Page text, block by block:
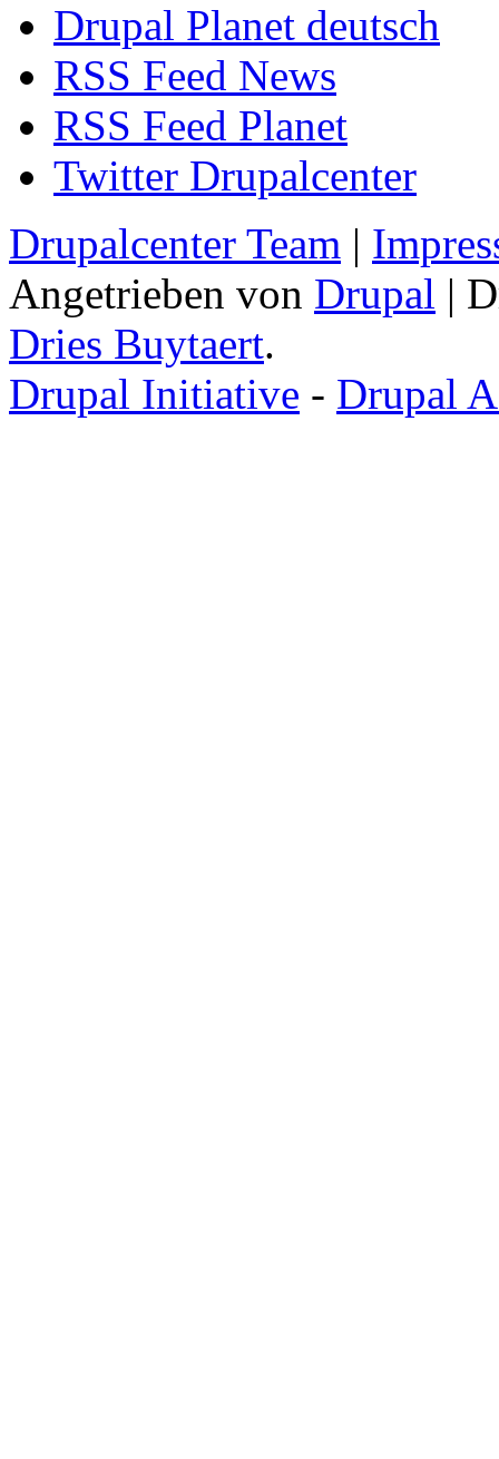
Drupal Planet deutsch
RSS Feed News
RSS Feed Planet
Twitter Drupalcenter
Drupalcenter Team |
Angetrieben von Drupal |
Dries Buytaert.
Drupal Initiative - Drupal